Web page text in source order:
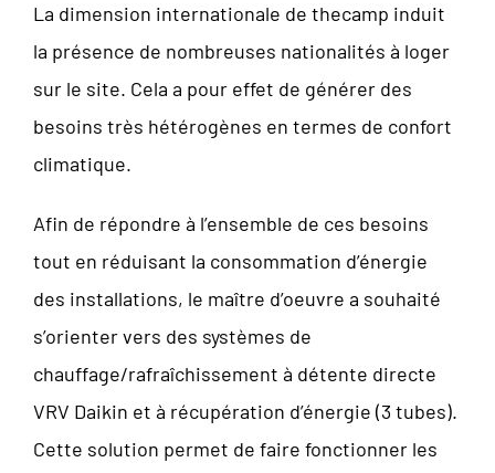
La dimension internationale de thecamp induit
la présence de nombreuses nationalités à loger
sur le site. Cela a pour effet de générer des
besoins très hétérogènes en termes de confort
climatique.
Afin de répondre à l’ensemble de ces besoins
tout en réduisant la consommation d’énergie
des installations, le maître d’oeuvre a souhaité
s’orienter vers des systèmes de
chauffage/rafraîchissement à détente directe
VRV Daikin et à récupération d’énergie (3 tubes).
Cette solution permet de faire fonctionner les